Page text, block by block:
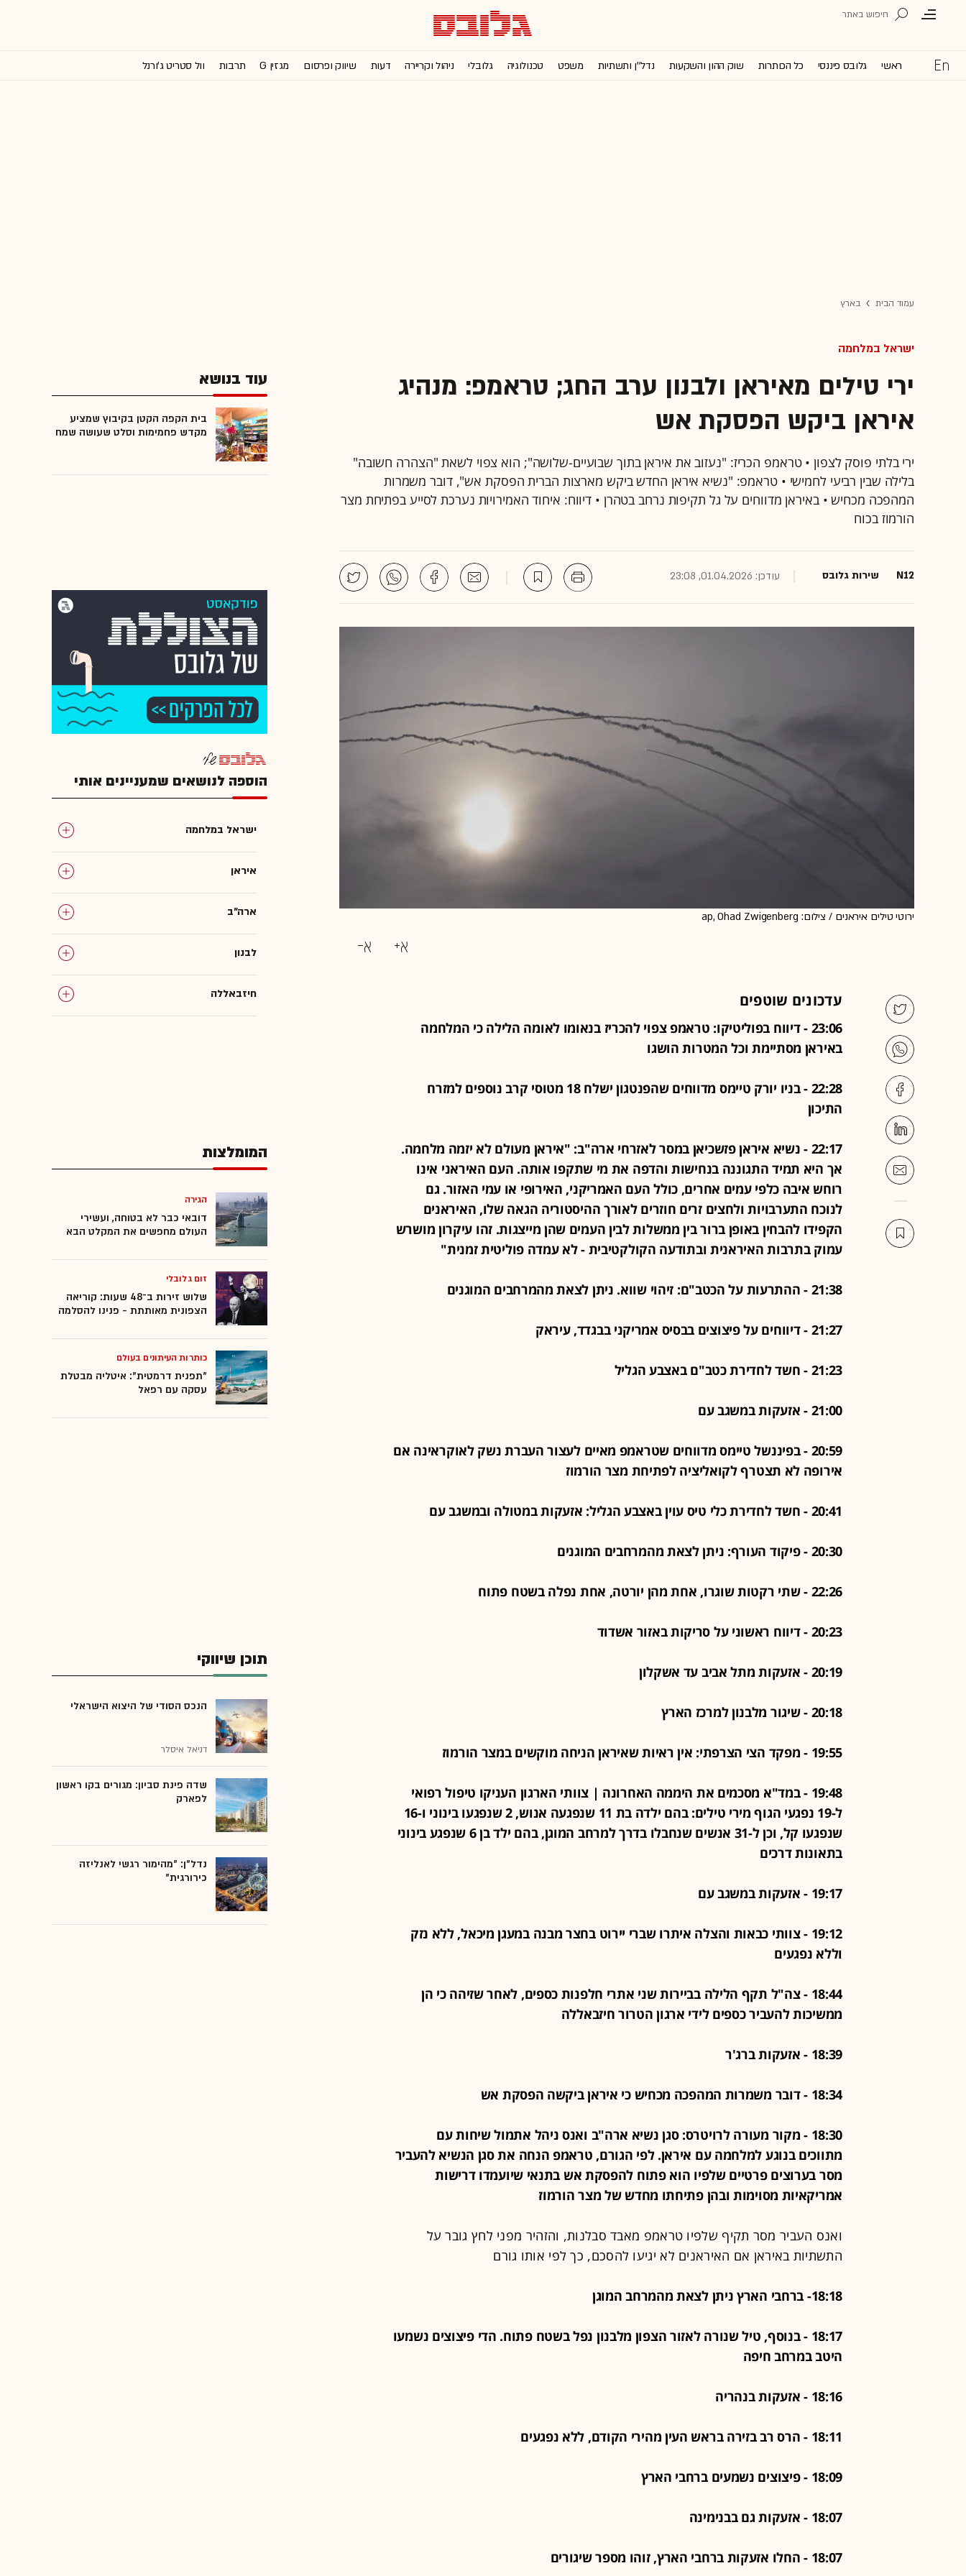
ראשי גלובס פיננסי כל הכותרות שוק ההון והשקעות נדל''ן ותשתיות משפט טכנולוגיה גלובלי ניהול וקריירה דעות שיווק ופרסום מגזין G תרבות וול סטריט ג'ורנל
עמוד הבית בארץ
ישראל במלחמה
ירי טילים מאיראן ולבנון ערב החג; טראמפ: מנהיג
איראן ביקש הפסקת אש
ירי בלתי פוסק לצפון • טראמפ הכריז: "נעזוב את איראן בתוך שבועיים-שלושה"; הוא צפוי לשאת "הצהרה חשובה"
בלילה שבין רביעי לחמישי • טראמפ: "נשיא איראן החדש ביקש מארצות הברית הפסקת אש", דובר משמרות
המהפכה מכחיש • באיראן מדווחים על גל תקיפות נרחב בטהרן • דיווח: איחוד האמירויות נערכת לסייע בפתיחת מצר
הורמוז בכוח
N12 שירות גלובס עודכן: 01.04.2026, 23:08
ירוטי טילים איראנים / צילום: ap, Ohad Zwigenberg
עדכונים שוטפים
23:06 - דיווח בפוליטיקו: טראמפ צפוי להכריז בנאומו לאומה הלילה כי המלחמה
באיראן מסתיימת וכל המטרות הושגו
22:28 - בניו יורק טיימס מדווחים שהפנטגון ישלח 18 מטוסי קרב נוספים למזרח
התיכון
22:17 - נשיא איראן פזשכיאן במסר לאזרחי ארה"ב: "איראן מעולם לא יזמה מלחמה.
אך היא תמיד התגוננה בנחישות והדפה את מי שתקפו אותה. העם האיראני אינו
רוחש איבה כלפי עמים אחרים, כולל העם האמריקני, האירופי או עמי האזור. גם
לנוכח התערבויות ולחצים זרים חוזרים לאורך ההיסטוריה הגאה שלו, האיראנים
הקפידו להבחין באופן ברור בין ממשלות לבין העמים שהן מייצגות. זהו עיקרון מושרש
עמוק בתרבות האיראנית ובתודעה הקולקטיבית - לא עמדה פוליטית זמנית"
21:38 - ההתרעות על הכטב"ם: זיהוי שווא. ניתן לצאת מהמרחבים המוגנים
21:27 - דיווחים על פיצוצים בבסיס אמריקני בבגדד, עיראק
21:23 - חשד לחדירת כטב"ם באצבע הגליל
21:00 - אזעקות במשגב עם
20:59 - בפיננשל טיימס מדווחים שטראמפ מאיים לעצור העברת נשק לאוקראינה אם
אירופה לא תצטרף לקואליציה לפתיחת מצר הורמוז
20:41 - חשד לחדירת כלי טיס עוין באצבע הגליל: אזעקות במטולה ובמשגב עם
20:30 - פיקוד העורף: ניתן לצאת מהמרחבים המוגנים
22:26 - שתי רקטות שוגרו, אחת מהן יורטה, אחת נפלה בשטח פתוח
20:23 - דיווח ראשוני על סריקות באזור אשדוד
20:19 - אזעקות מתל אביב עד אשקלון
20:18 - שיגור מלבנון למרכז הארץ
19:55 - מפקד הצי הצרפתי: אין ראיות שאיראן הניחה מוקשים במצר הורמוז
19:48 - במד"א מסכמים את היממה האחרונה | צוותי הארגון העניקו טיפול רפואי
ל-19 נפגעי הגוף מירי טילים: בהם ילדה בת 11 שנפגעה אנוש, 2 שנפגעו בינוני ו-16
שנפגעו קל, וכן ל-31 אנשים שנחבלו בדרך למרחב המוגן, בהם ילד בן 6 שנפגע בינוני
בתאונות דרכים
19:17 - אזעקות במשגב עם
19:12 - צוותי כבאות והצלה איתרו שברי יירוט בחצר מבנה במעגן מיכאל, ללא נזק
וללא נפגעים
18:44 - צה"ל תקף הלילה בביירות שני אתרי חלפנות כספים, לאחר שזיהה כי הן
ממשיכות להעביר כספים לידי ארגון הטרור חיזבאללה
18:39 - אזעקות ברג'ר
18:34 - דובר משמרות המהפכה מכחיש כי איראן ביקשה הפסקת אש
18:30 - מקור מעורה לרויטרס: סגן נשיא ארה"ב ואנס ניהל אתמול שיחות עם
מתווכים בנוגע למלחמה עם איראן. לפי הגורם, טראמפ הנחה את סגן הנשיא להעביר
מסר בערוצים פרטיים שלפיו הוא פתוח להפסקת אש בתנאי שיועמדו דרישות
אמריקאיות מסוימות ובהן פתיחתו מחדש של מצר הורמוז
ואנס העביר מסר תקיף שלפיו טראמפ מאבד סבלנות, והזהיר מפני לחץ גובר על
התשתיות באיראן אם האיראנים לא יגיעו להסכם, כך לפי אותו גורם
18:18- ברחבי הארץ ניתן לצאת מהמרחב המוגן
18:17 - בנוסף, טיל שנורה לאזור הצפון מלבנון נפל בשטח פתוח. הדי פיצוצים נשמעו
היטב במרחב חיפה
18:16 - אזעקות בנהריה
18:11 - הרס רב בזירה בראש העין מהירי הקודם, ללא נפגעים
18:09 - פיצוצים נשמעים ברחבי הארץ
18:07 - אזעקות גם בבנימינה
18:07 - החלו אזעקות ברחבי הארץ, זוהו מספר שיגורים
עוד בנושא
בית הקפה הקטן בקיבוץ שמציע
מקדש פחמימות וסלט שעושה שמח
הוספה לנושאים שמעניינים אותי
ישראל במלחמה
איראן
ארה"ב
לבנון
חיזבאללה
המומלצות
הגירה
דובאי כבר לא בטוחה, ועשירי
העולם מחפשים את המקלט הבא
זום גלובלי
שלוש זירות ב־48 שעות: קוריאה
הצפונית מאותתת - פנינו להסלמה
כותרות העיתונים בעולם
"תפנית דרמטית": איטליה מבטלת
עסקה עם רפאל
תוכן שיווקי
הנכס הסודי של היצוא הישראלי
דניאל איסלר
שדה פינת סביון: מגורים בקו ראשון
לפארק
נדל"ן: "מהימור רגשי לאנליזה
כירורגית"